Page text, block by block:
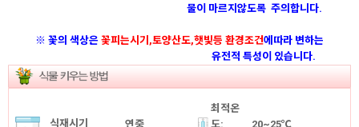
물이 마르지않도록 주의합니다.
※ 꽃의 색상은 꽃피는시기,토양산도,햇빛등 환경조건에따라 변하는
유전적 특성이 있습니다.
식재시기
최적온